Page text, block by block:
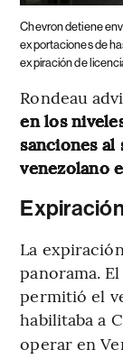
Chevron detiene
exportaciones de
expiración de
Rondeau
en los
sanciones
venezolano
La
panorama.
permitió el
habilitaba a
operar en